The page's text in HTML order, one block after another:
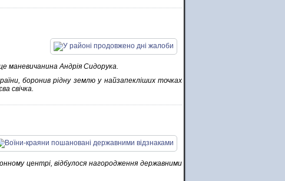
маневичанина Андрія Сидорука.
боронив рідну землю у найзапекліших точках
свічка.
центрі, відбулося нагородження державними